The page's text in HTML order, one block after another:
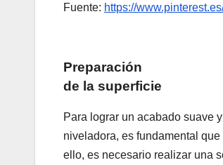
Fuente: https://
Preparación
de la superficie
Para lograr un acabado suave
niveladora, es fundamental
ello, es necesario realizar una